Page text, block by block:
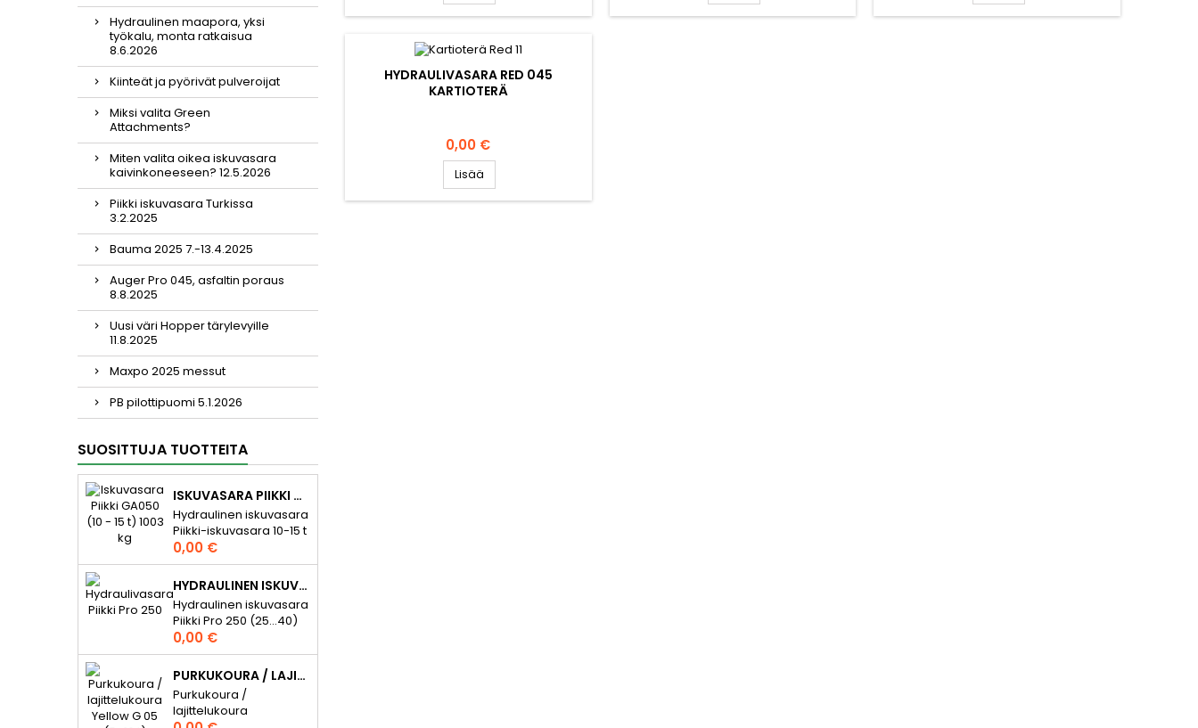
Hydraulinen maapora, yksi
työkalu, monta ratkaisua
8.6.2026
Kiinteät ja pyörivät pulveroijat
Miksi valita Green
Attachments?
Miten valita oikea iskuvasara
kaivinkoneeseen? 12.5.2026
Piikki iskuvasara Turkissa
3.2.2025
Bauma 2025 7.-13.4.2025
Auger Pro 045, asfaltin poraus
8.8.2025
Uusi väri Hopper tärylevyille
11.8.2025
Maxpo 2025 messut
PB pilottipuomi 5.1.2026
SUOSITTUJA TUOTTEITA
ISKUVASARA PIIKKI GA050 (10 - 15 T) 1003 KG
Hydraulinen iskuvasara
Piikki-iskuvasara 10-15 t
kaivinkoneille. Piikki-
iskuvasarat purku-,
rikotus- ja aputöihin.
Hydrauli-
+kaasutoiminen
iskuvasara tuottaen
tehokkaan ja
luotettavan
iskuvoiman. Edullisen
hankintahinnan ja
loistavan
hinta/laatusuhteen
Hinta
0,00 €
HYDRAULINEN ISKUVASARA PIIKKI PRO 250 (25...40) 2300 KG
Hydraulinen iskuvasara
Piikki Pro 250 (25...40)
2300 kg Hydraulinen
iskuvasara Piikki Pro
250 (25...40)
kaivinkoneille) 2300 kg.
Piikki Pro iskuvasarat
purku-, rikotus- ja
Hinta
0,00 €
PURKUKOURA / LAJITTELUKOURA YELLOW G 05 (5…12 T)
Purkukoura /
lajittelukoura
HYDRAULIVASARA RED 045
KARTIOTERÄ
Hinta
0,00 €
Lisää